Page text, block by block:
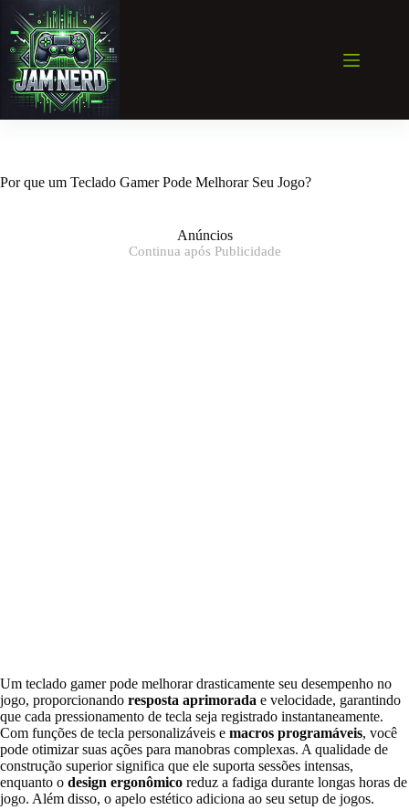
para
conteúdo
Por que um Teclado Gamer Pode Melhorar Seu Jogo?
Anúncios
Continua após Publicidade
Um teclado gamer pode melhorar drasticamente seu desempenho no
jogo, proporcionando resposta aprimorada e velocidade, garantindo
que cada pressionamento de tecla seja registrado instantaneamente.
Com funções de tecla personalizáveis e macros programáveis, você
pode otimizar suas ações para manobras complexas. A qualidade de
construção superior significa que ele suporta sessões intensas,
enquanto o design ergonômico reduz a fadiga durante longas horas de
jogo. Além disso, o apelo estético adiciona ao seu setup de jogos.